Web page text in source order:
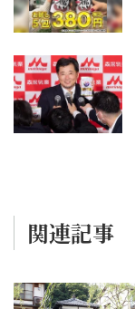
関連記事